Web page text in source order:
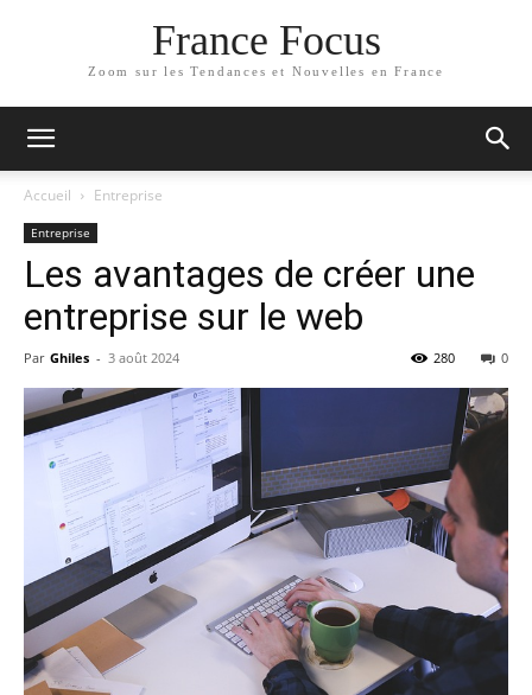
France Focus
Zoom sur les Tendances et Nouvelles en France
Accueil Entreprise
Entreprise
Les avantages de créer une
entreprise sur le web
Par Ghiles - 3 août 2024 0
280